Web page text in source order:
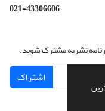
021-43306606
نشریه مشترک شوید.
اشتراک